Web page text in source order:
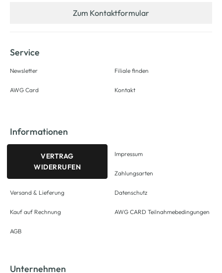
Zum Kontaktformular
Service
Newsletter
AWG Card
Filiale finden
Kontakt
Informationen
VERTRAG
WIDERRUFEN
Versand & Lieferung
Kauf auf Rechnung
AGB
Impressum
Zahlungsarten
Datenschutz
AWG CARD Teilnahmebedingungen
Unternehmen